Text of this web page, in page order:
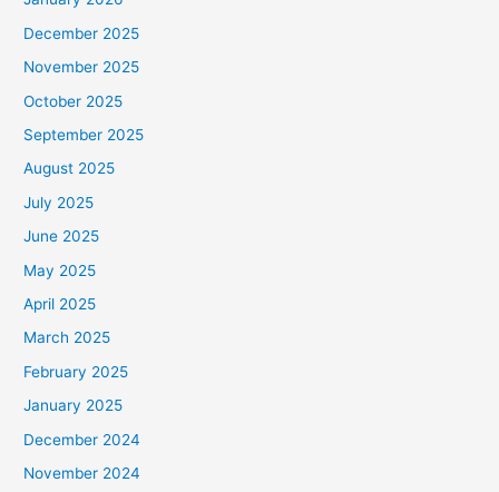
December 2025
November 2025
October 2025
September 2025
August 2025
July 2025
June 2025
May 2025
April 2025
March 2025
February 2025
January 2025
December 2024
November 2024